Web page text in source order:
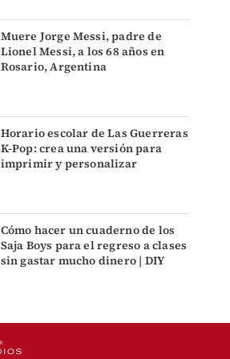
Muere Jorge Messi, padre de
Lionel Messi, a los 68 años en
Rosario, Argentina
Horario escolar de Las Guerreras
K-Pop: crea una versión para
imprimir y personalizar
Cómo hacer un cuaderno de los
Saja Boys para el regreso a clases
sin gastar mucho dinero | DIY